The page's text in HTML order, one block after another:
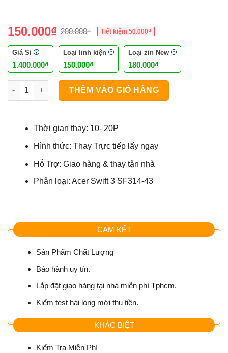
200.000₫
150.000₫ Tiết kiệm 50.000₫
Giá Sỉ
1.400.000₫
Loại linh kiện
Giá
gốc
là:
250.000₫.
150.000₫
hiện
tại
là:
150.000₫.
Loại zin New
Giá
gốc
là:
200.000₫.
180.000₫
hiện
tại
180.000₫.
Loa Laptop Acer Swift 3 SF314-43 số lượng
THÊM VÀO GIỎ HÀNG
Thời gian thay: 10- 20P
Hình thức: Thay Trực tiếp lấy ngay
Hỗ Trợ: Giao hàng & thay tận nhà
Phân loại: Acer Swift 3 SF314-43
CAM KẾT
Sản Phẩm Chất Lượng
Bảo hành uy tín.
Lắp đặt giao hàng tại nhà miễn phí Tphcm.
Kiểm test hài lòng mới thu tiền.
KHÁC BIỆT
Kiểm Tra Miễn Phí